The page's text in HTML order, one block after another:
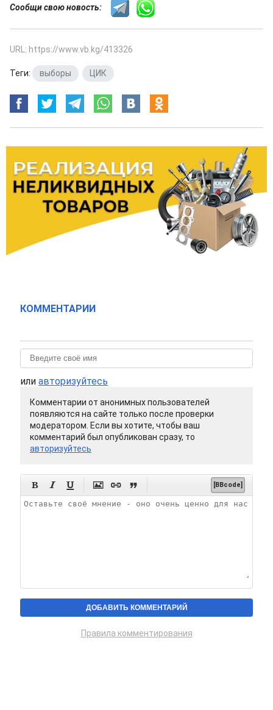
Сообщи свою новость:
URL: https://www.vb.kg/413326
Теги: выборы ЦИК
КОММЕНТАРИИ
или авторизуйтесь
Комментарии от анонимных пользователей
появляются на сайте только после проверки
модератором. Если вы хотите, чтобы ваш
комментарий был опубликован сразу, то
авторизуйтесь
      [BBcode]
Правила комментирования